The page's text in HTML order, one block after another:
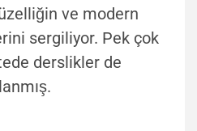
ve modern
sergiliyor. Pek çok
derslikler de